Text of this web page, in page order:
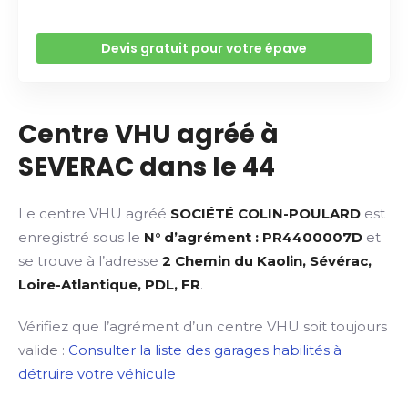
Devis gratuit pour votre épave
Centre VHU agréé à
SEVERAC dans le 44
Le centre VHU agréé SOCIÉTÉ COLIN-POULARD est
enregistré sous le N° d’agrément : PR4400007D et
se trouve à l’adresse 2 Chemin du Kaolin, Sévérac,
Loire-Atlantique, PDL, FR.
Vérifiez que l’agrément d’un centre VHU soit toujours
valide : Consulter la liste des garages habilités à
détruire votre véhicule